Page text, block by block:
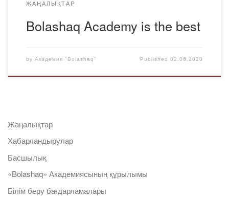
ЖАҢАЛЫҚТАР
Bolashaq Academy is the best
by Академия "Bolashaq" Published02.06.2020
Жаңалықтар
Хабарландырулар
Басшылық
«Bolashaq» Академиясының құрылымы
Білім беру бағдарламалары